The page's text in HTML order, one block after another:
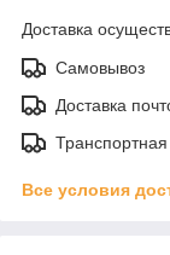
Доставка
Самовывоз
Доставка
Все условия